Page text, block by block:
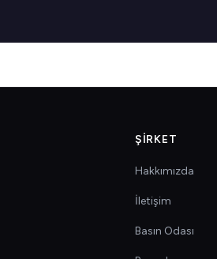
ŞIRKET
Hakkımızda
İletişim
Basın Odası